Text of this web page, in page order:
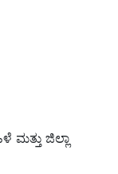
ಮತ್ತು ಜಿಲ್ಲಾ